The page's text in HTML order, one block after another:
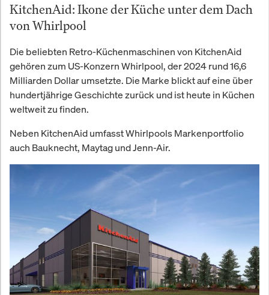
KitchenAid: Ikone der Küche unter dem Dach
von Whirlpool
Die beliebten Retro-Küchenmaschinen von KitchenAid
gehören zum US-Konzern Whirlpool, der 2024 rund 16,6
Milliarden Dollar umsetzte. Die Marke blickt auf eine über
hundertjährige Geschichte zurück und ist heute in Küchen
weltweit zu finden.
Neben KitchenAid umfasst Whirlpools Markenportfolio
auch Bauknecht, Maytag und Jenn-Air.